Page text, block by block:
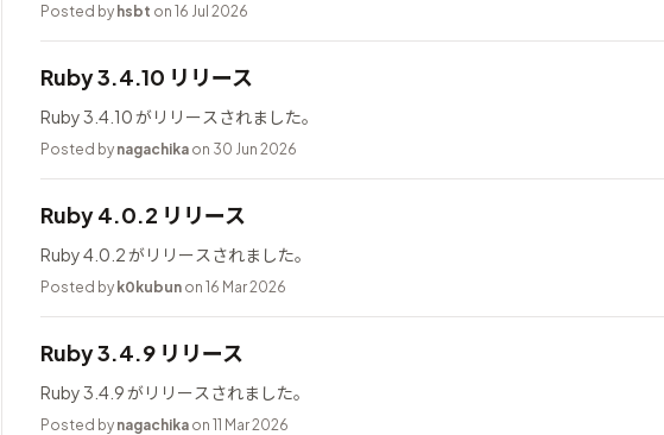
Posted by hsbt on 16 Jul 2026
Ruby 3.4.10 リリース
Ruby 3.4.10 がリリースされました。
Posted by nagachika on 30 Jun 2026
Ruby 4.0.2 リリース
Ruby 4.0.2 がリリースされました。
Posted by k0kubun on 16 Mar 2026
Ruby 3.4.9 リリース
Ruby 3.4.9 がリリースされました。
Posted by nagachika on 11 Mar 2026